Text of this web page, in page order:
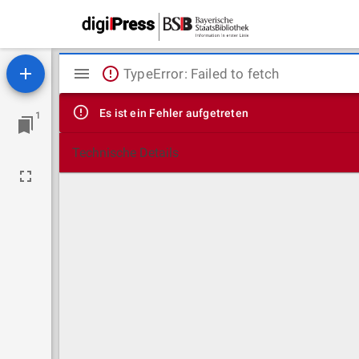
1
Mirador
Viewer
TypeError: Failed to fetch
Es ist ein Fehler aufgetreten
Technische Details